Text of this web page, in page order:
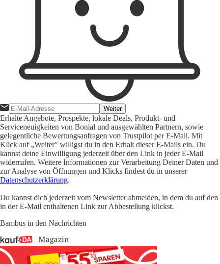
Weiter
Erhalte Angebote, Prospekte, lokale Deals, Produkt- und
Serviceneuigkeiten von Bonial und ausgewählten Partnern, sowie
gelegentliche Bewertungsanfragen von Trustpilot per E-Mail. Mit
Klick auf „Weiter" willigst du in den Erhalt dieser E-Mails ein. Du
kannst deine Einwilligung jederzeit über den Link in jeder E-Mail
widerrufen. Weitere Informationen zur Verarbeitung Deiner Daten und
zur Analyse von Öffnungen und Klicks findest du in unserer
Datenschutzerklärung.
Du kannst dich jederzeit vom Newsletter abmelden, in dem du auf den
in der E-Mail enthaltenen Link zur Abbestellung klickst.
Bambus in den Nachrichten